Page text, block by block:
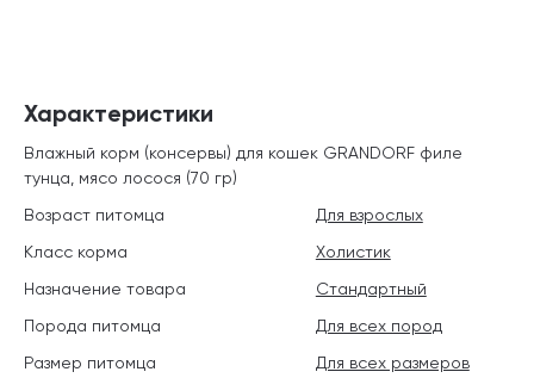
Характеристики
Влажный корм (консервы) для кошек GRANDORF филе
тунца, мясо лосося (70 гр)
Возраст питомца
Для взрослых
Класс корма
Холистик
Назначение товара
Стандартный
Порода питомца
Для всех пород
Размер питомца
Для всех размеров